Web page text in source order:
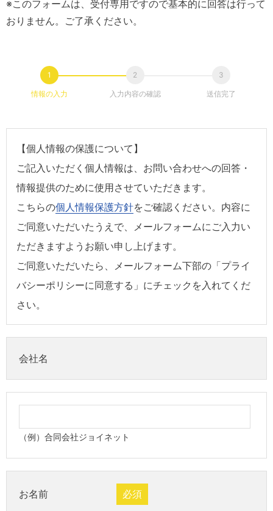
※このフォームは、受付専用ですので基本的に回答は行って
おりません。ご了承ください。
情報の入力 入力内容の確認 送信完了
【個人情報の保護について】
ご記入いただく個人情報は、お問い合わせへの回答・
情報提供のために使用させていただきます。
こちらの個人情報保護方針をご確認ください。内容に
ご同意いただいたうえで、メールフォームにご入力い
ただきますようお願い申し上げます。
ご同意いただいたら、メールフォーム下部の「プライ
バシーポリシーに同意する」にチェックを入れてくだ
さい。
会社名
（例）合同会社ジョイネット
お名前 必須